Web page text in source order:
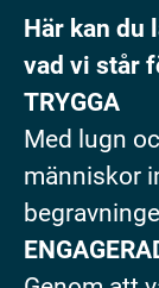
Här kan du
vad vi står
TRYGGA
Med lugn
människor